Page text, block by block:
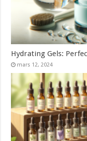
Hydrating Gels:
mars 12, 2024